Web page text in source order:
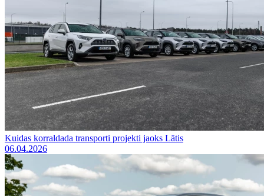
Kuidas korraldada transporti projekti jaoks Lätis
06.04.2026